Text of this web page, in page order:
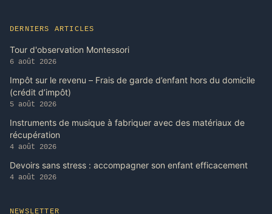
DERNIERS ARTICLES
Tour d'observation Montessori
6 août 2026
Impôt sur le revenu – Frais de garde d’enfant hors du domicile
(crédit d’impôt)
5 août 2026
Instruments de musique à fabriquer avec des matériaux de
récupération
4 août 2026
Devoirs sans stress : accompagner son enfant efficacement
4 août 2026
NEWSLETTER